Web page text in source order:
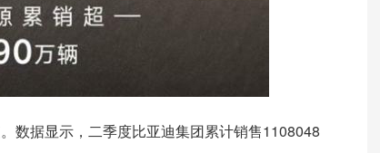
数据显示，二季度比亚迪集团累计销售1108048